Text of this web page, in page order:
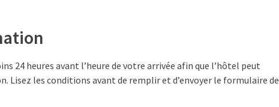
24 heures avant l’heure de votre arrivée afin que l’hôtel peut
Lisez les conditions avant de remplir et d’envoyer le formulaire de